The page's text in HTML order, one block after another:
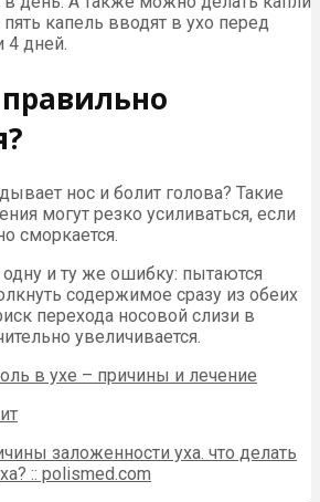
капель вводят в ухо перед
4 дней.
нос и болит голова? Такие
могут резко усиливаться, если
сморкается.
и ту же ошибку: пытаются
содержимое сразу из обеих
перехода носовой слизи в
увеличивается.